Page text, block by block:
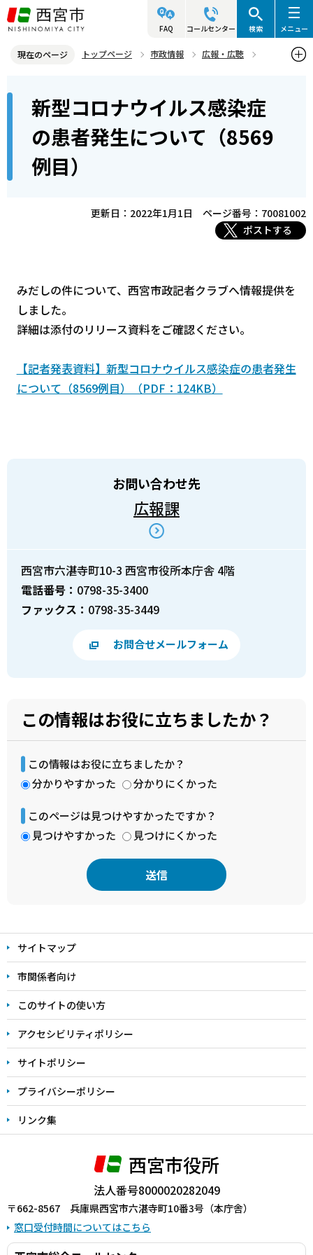
こ
の
ジ
す
FAQ コールセンター 検索 メニュー
現在のページ トップページ 市政情報
広報・広聴
新型コロナウイルス感染症の患者発生について（8569例目）
ら
新型コロナウイルス感染症
の患者発生について（8569
例目）
更新日：2022年1月1日
ページ番号：70081002
ポストする
みだしの件について、西宮市政記者クラブへ情報提供を
しました。
詳細は添付のリリース資料をご確認ください。
【記者発表資料】新型コロナウイルス感染症の患者発生
について（8569例目）（PDF：124KB）
お問い合わせ先
広報課
西宮市六湛寺町10-3 西宮市役所本庁舎 4階
電話番号： 0798-35-3400
ファックス： 0798-35-3449
お問合せメールフォーム
この情報はお役に立ちましたか？
この情報はお役に立ちましたか？
分かりやすかった
分かりにくかった
このページは見つけやすかったですか？
見つけやすかった
見つけにくかった
文
こ
こ
ま
で
サイトマップ
市関係者向け
このサイトの使い方
アクセシビリティポリシー
サイトポリシー
プライバシーポリシー
リンク集
西宮市役所
法人番号8000020282049
〒662-8567 兵庫県西宮市六湛寺町10番3号（本庁舎）
窓口受付時間についてはこちら